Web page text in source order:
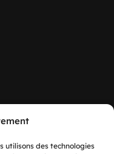
utilisons des technologies